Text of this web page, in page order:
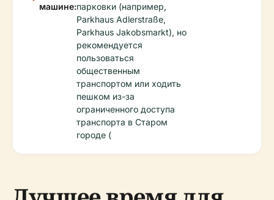
машине:парковки (например,
Parkhaus Adlerstraße,
Parkhaus Jakobsmarkt), но
рекомендуется
пользоваться
общественным
транспортом или ходить
пешком из-за
ограниченного доступа
транспорта в Старом
городе (